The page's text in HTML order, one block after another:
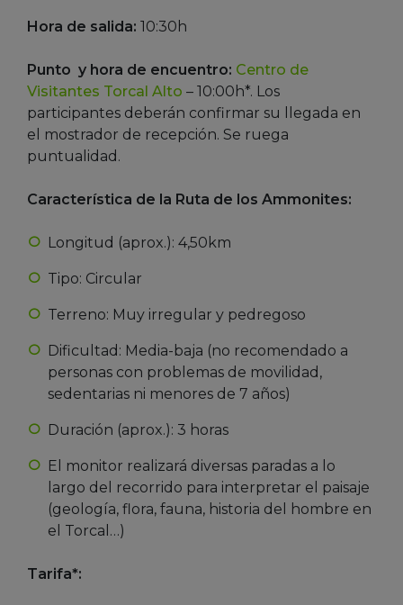
Hora de salida: 10:30h
Punto y hora de encuentro: Centro de
Visitantes Torcal Alto – 10:00h*. Los
participantes deberán confirmar su llegada en
el mostrador de recepción. Se ruega
puntualidad.
Característica de la Ruta de los Ammonites:
Longitud (aprox.): 4,50km
Tipo: Circular
Terreno: Muy irregular y pedregoso
Dificultad: Media-baja (no recomendado a
personas con problemas de movilidad,
sedentarias ni menores de 7 años)
Duración (aprox.): 3 horas
El monitor realizará diversas paradas a lo
largo del recorrido para interpretar el paisaje
(geología, flora, fauna, historia del hombre en
el Torcal…)
Tarifa*: